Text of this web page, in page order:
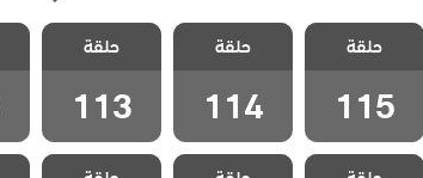
مسلسل مد وجزر
2 مدبلج الحلقة
115
حلقة
115
مسلسل مد وجزر
2 مدبلج الحلقة
114
حلقة
114
مسلسل مد وجزر
2 مدبلج الحلقة
113
حلقة
113
مسلسل مد وجزر مسلسل مد وجزر مسلسل مد وجزر